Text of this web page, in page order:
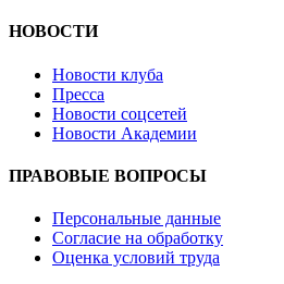
НОВОСТИ
Новости клуба
Пресса
Новости соцсетей
Новости Академии
ПРАВОВЫЕ ВОПРОСЫ
Персональные данные
Согласие на обработку
Оценка условий труда